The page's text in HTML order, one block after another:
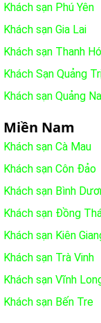
Khách sạn Phú Yên
Khách sạn Gia Lai
Khách sạn Thanh
Khách Sạn Quảng
Khách sạn Quảng
Miền Nam
Khách sạn Cà Mau
Khách sạn Côn Đảo
Khách sạn Bình
Khách sạn Đồng
Khách sạn Kiên
Khách sạn Trà Vinh
Khách sạn Vĩnh
Khách sạn Bến Tre